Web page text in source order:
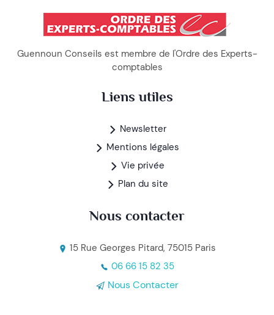
Guennoun Conseils est membre de l'Ordre des Experts-
comptables
Liens utiles
Newsletter
Mentions légales
Vie privée
Plan du site
Nous contacter
15 Rue Georges Pitard, 75015 Paris
06 66 15 82 35
Nous Contacter